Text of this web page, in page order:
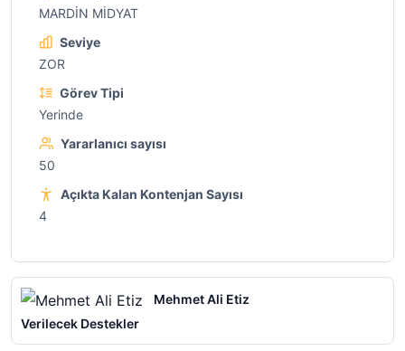
MARDİN MİDYAT
Seviye
ZOR
Görev Tipi
Yerinde
Yararlanıcı sayısı
50
Açıkta Kalan Kontenjan Sayısı
4
Mehmet Ali Etiz
Verilecek Destekler